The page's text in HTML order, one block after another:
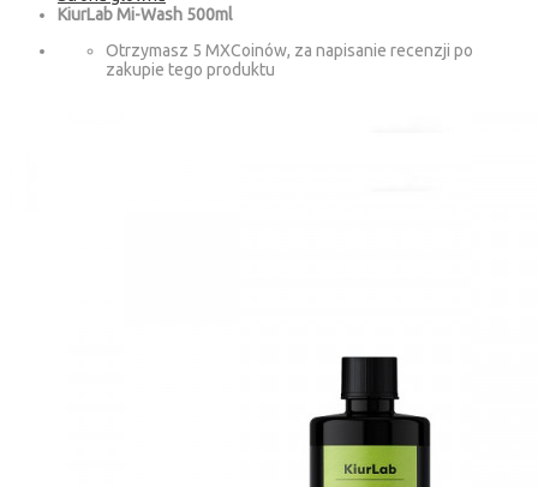
KiurLab Mi-Wash 500ml
Otrzymasz 5 MXCoinów, za napisanie recenzji po
zakupie tego produktu